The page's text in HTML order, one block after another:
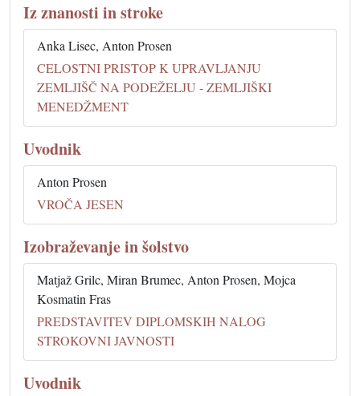
Iz znanosti in stroke
Anka Lisec, Anton Prosen
CELOSTNI PRISTOP K UPRAVLJANJU
ZEMLJIŠČ NA PODEŽELJU - ZEMLJIŠKI
MENEDŽMENT
Uvodnik
Anton Prosen
VROČA JESEN
Izobraževanje in šolstvo
Matjaž Grilc, Miran Brumec, Anton Prosen, Mojca
Kosmatin Fras
PREDSTAVITEV DIPLOMSKIH NALOG
STROKOVNI JAVNOSTI
Uvodnik